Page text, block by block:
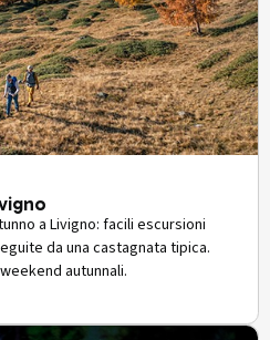
a Livigno: facili escursioni
da una castagnata tipica.
autunnali.